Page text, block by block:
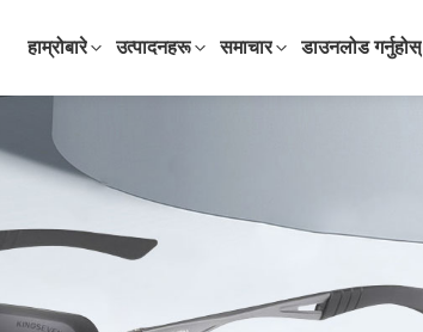
हाम्रोबारे उत्पादनहरू समाचार डाउनलोड गर्नुहोस्